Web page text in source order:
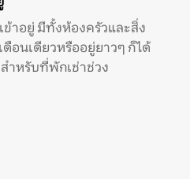
ข้าอยู่ มีทั้งห้องครัวและสิ่ง
อนเดียวหรืออยู่ยาวๆ ก็ได้
ำหรับที่พักเช่าช่วง